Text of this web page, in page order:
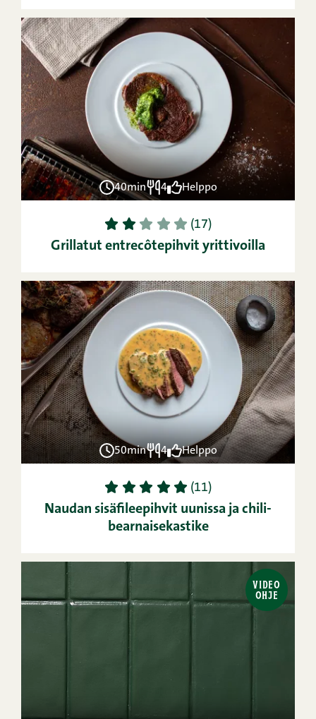
40min 4 Helppo
1 2 3 4 5 (17)
Grillatut entrecôtepihvit yrittivoilla
50min 4 Helppo
1 2 3 4 5 (11)
Naudan sisäfileepihvit uunissa ja chili-
bearnaisekastike
VIDEO
OHJE